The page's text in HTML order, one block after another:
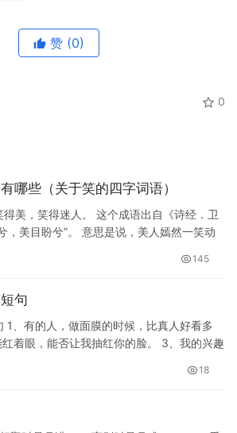
赞 (0)
0
哪些（关于笑的四字词语）
美，笑得迷人。 这个成语出自《诗经．卫
，美目盼兮”。 意思是说，美人嫣然一笑动
145
句
1、有的人，做面膜的时候，比真人好看多
着眼，能否让我抽红你的脸。 3、我的兴趣
18